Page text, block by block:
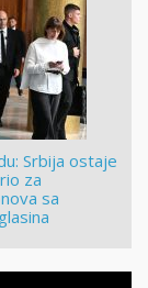
Srbija ostaje
za
sa